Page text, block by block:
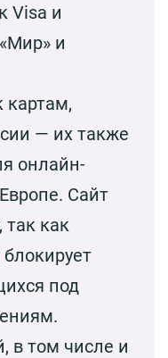
Visa и
и
картам,
— их также
онлайн-
Сайт
так как
под
в том числе и